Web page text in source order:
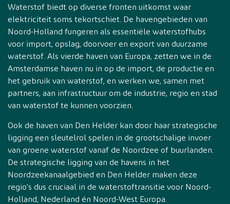
Waterstof biedt op diverse fronten uitkomst waar
elektriciteit soms tekortschiet. De havengebieden van
Noord-Holland fungeren als essentiële waterstofhubs
voor import, opslag, doorvoer en export van duurzame
waterstof. Als vierde haven van Europa, zetten we in de
Amsterdamse haven nu in op de import, de productie en
het gebruik van waterstof, en werken we, samen met
partners, aan infrastructuur om de industrie, regio en stad
van waterstof te kunnen voorzien.
Ook de haven van Den Helder kan door haar strategische
ligging een sleutelrol spelen in de grootschalige invoer
van groene waterstof vanaf de Noordzee of buurlanden.
De strategische ligging van de havens in het
Noordzeekanaalgebied en Den Helder maken deze
regio's dus cruciaal in de waterstoftransitie voor Noord-
Holland, Nederland én Noord-West Europa.